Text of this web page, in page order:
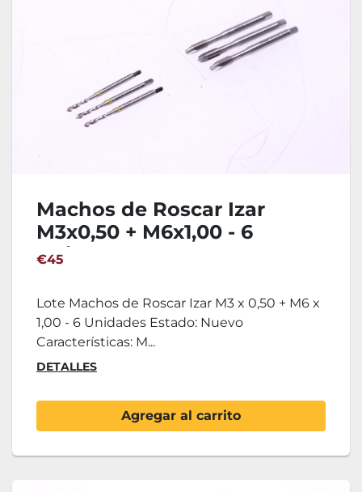
Machos de Roscar Izar
M3x0,50 + M6x1,00 - 6
Unidades
€45
Lote Machos de Roscar Izar M3 x 0,50 + M6 x
1,00 - 6 Unidades Estado: Nuevo
Características: M...
DETALLES
Agregar al carrito